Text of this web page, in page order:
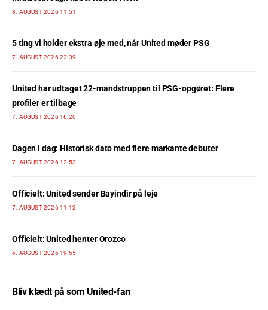
8. AUGUST 2026 11:51
5 ting vi holder ekstra øje med, når United møder PSG
7. AUGUST 2026 22:39
United har udtaget 22-mandstruppen til PSG-opgøret: Flere
profiler er tilbage
7. AUGUST 2026 16:20
Dagen i dag: Historisk dato med flere markante debuter
7. AUGUST 2026 12:53
Officielt: United sender Bayindir på leje
7. AUGUST 2026 11:12
Officielt: United henter Orozco
6. AUGUST 2026 19:55
Bliv klædt på som United-fan